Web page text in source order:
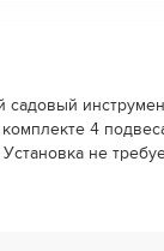
садовый
4
не